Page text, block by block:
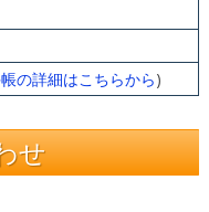
の詳細はこちらから)
せ